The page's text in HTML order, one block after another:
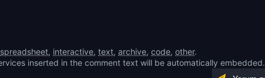
spreadsheet, interactive, text, archive, code, other.
inserted in the comment text will be automatically embedded.